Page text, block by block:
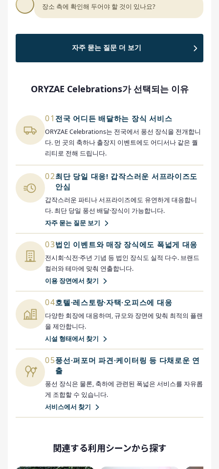
장소 측에 확인해 두어야 할 것이 있나요?
자주 묻는 질문 더 보기
ORYZAE Celebrations가 선택되는 이유
01 전국 어디든 배달하는 장식 서비스
ORYZAE Celebrations는 전국에서 풍선 장식을 전개합니
다. 먼 곳의 축하나 출장지 이벤트에도 어디서나 같은 퀄
리티로 전해 드립니다.
02최단 당일 대응! 갑작스러운 서프라이즈도
안심
갑작스러운 파티나 서프라이즈에도 유연하게 대응합니
다. 최단 당일 풍선 배달·장식이 가능합니다.
자주 묻는 질문 보기
03법인 이벤트와 매장 장식에도 폭넓게 대응
전시회·식전·주년 기념 등 법인 장식도 실적 다수. 브랜드
컬러와 테마에 맞춰 연출합니다.
이용 장면에서 찾기
04호텔·레스토랑·자택·오피스에 대응
다양한 회장에 대응하며, 규모와 장면에 맞춰 최적의 플랜
을 제안합니다.
시설 형태에서 찾기
05풍선·퍼포머 파견·케이터링 등 다채로운 연
출
풍선 장식은 물론, 축하에 관련된 폭넓은 서비스를 자유롭
게 조합할 수 있습니다.
서비스에서 찾기
関連する利用シーンから探す